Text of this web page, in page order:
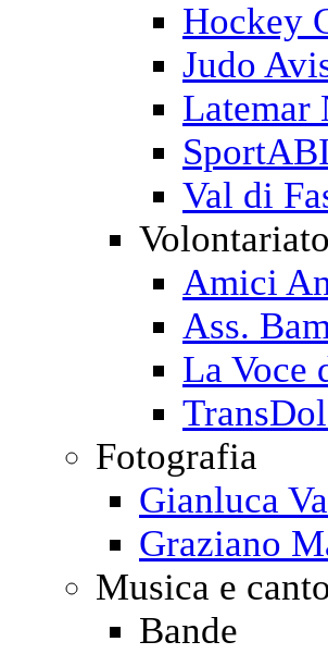
Hockey
Judo
Latemar
Val di
Amici
Ass.
La Voce
Fotografia
Gianluca
Graziano
Musica e
Bande